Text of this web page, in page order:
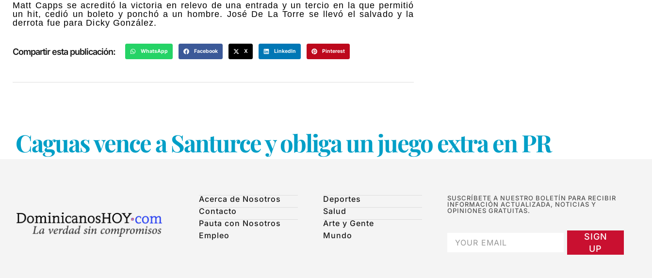
Matt Capps se acreditó la victoria en relevo de una entrada y un tercio en la que permitió
un hit, cedió un boleto y ponchó a un hombre. José De La Torre se llevó el salvado y la
derrota fue para Dicky González.
Compartir esta publicación: WhatsApp Facebook X LinkedIn Pinterest
Caguas vence a Santurce y obliga un juego extra en PR
Acerca de Nosotros
Contacto
Pauta con Nosotros
Empleo
Deportes
Salud
Arte y Gente
Mundo
SUSCRÍBETE A NUESTRO BOLETÍN PARA RECIBIR
INFORMACIÓN ACTUALIZADA, NOTICIAS Y
OPINIONES GRATUITAS.
SIGN
UP